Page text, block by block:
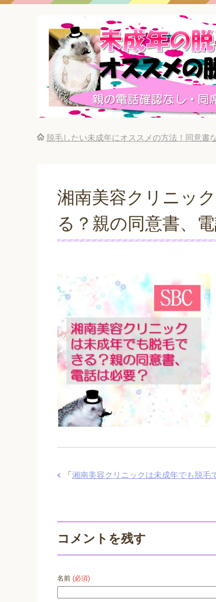
脱毛したい未成年にオススメの方法！同意書
湘南美容クリニッ
る？親の同意書、
「 湘南美容クリニックは未成年でも脱毛
コメントを残す
名前 (必須)